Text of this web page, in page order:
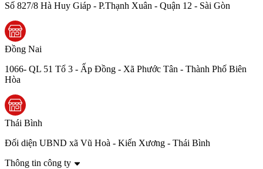
Số 827/8 Hà Huy Giáp - P.Thạnh Xuân - Quận 12 - Sài Gòn
Đồng Nai
1066- QL 51 Tổ 3 - Ấp Đồng - Xã Phước Tân - Thành Phố Biên
Hòa
Thái Bình
Đối diện UBND xã Vũ Hoà - Kiến Xương - Thái Bình
Thông tin công ty